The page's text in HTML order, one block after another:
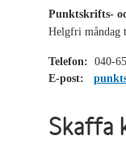
Punktskrifts-
Helgfri måndag
Telefon: 040-
E-post:
Skaffa